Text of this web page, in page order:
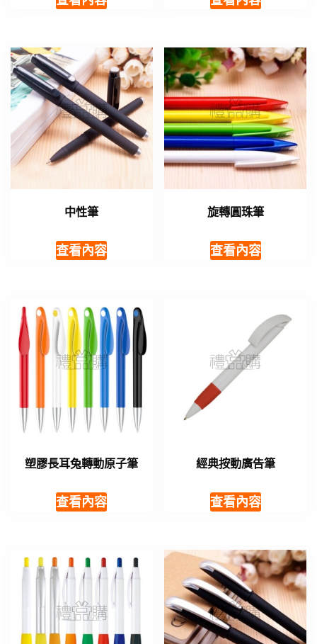
中性筆
查看內容
旋轉圓珠筆
查看內容
塑膠長耳兔轉動原子筆
查看內容
經典按動廣告筆
查看內容